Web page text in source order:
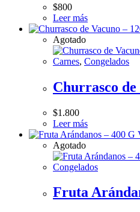
$800
Leer más
Agotado
Carnes, Congelados
Churrasco de
$1.800
Leer más
Agotado
Congelados
Fruta